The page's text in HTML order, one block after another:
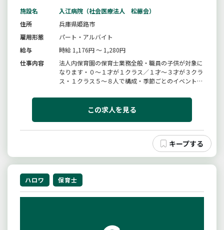
施設名
入江病院（社会医療法人 松藤会）
住所
兵庫県姫路市
雇用形態
パート・アルバイト
給与
時給 1,176円 ～ 1,280円
仕事内容
法人内保育園の保育士業務全般・職員の子供が対象に
なります・０〜１才が１クラス／１才〜３才が３クラ
ス・１クラス５〜８人で構成・季節ごとのイベント有
見学はいつでも可能です。スタッフとの懇談も可能で
すので、お気軽にお問い合わせください。変更範囲：
この求人を見る
ハロワ 保育士